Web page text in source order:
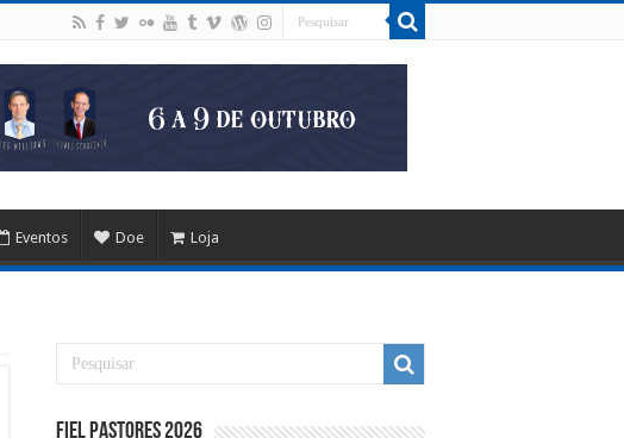
Eventos Doe Loja
Fiel Pastores 2026